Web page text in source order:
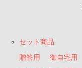
セット商品
贈答用
御自宅用